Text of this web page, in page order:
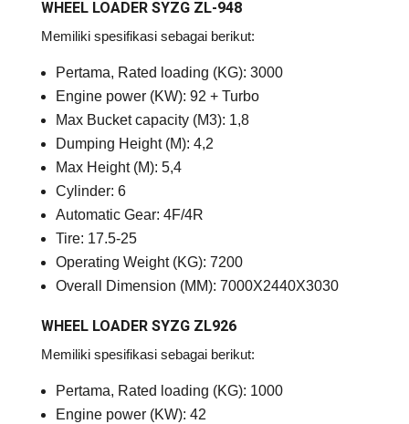
WHEEL LOADER SYZG ZL-948
Memiliki spesifikasi sebagai berikut:
Pertama, Rated loading (KG): 3000
Engine power (KW): 92 + Turbo
Max Bucket capacity (M3): 1,8
Dumping Height (M): 4,2
Max Height (M): 5,4
Cylinder: 6
Automatic Gear: 4F/4R
Tire: 17.5-25
Operating Weight (KG): 7200
Overall Dimension (MM): 7000X2440X3030
WHEEL LOADER SYZG ZL926
Memiliki spesifikasi sebagai berikut:
Pertama, Rated loading (KG): 1000
Engine power (KW): 42